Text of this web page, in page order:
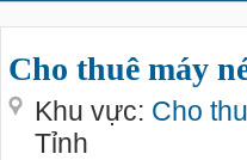
Cho thuê máy
Khu vực: Cho
Tỉnh